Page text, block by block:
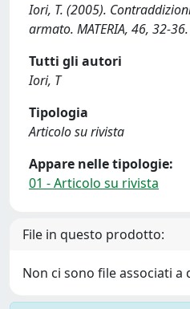
Iori, T. (2005).
armato. MATERIA, 46, 32-36.
Tutti gli autori
Iori, T
Tipologia
Articolo su rivista
Appare nelle tipologie:
01 - Articolo su rivista
File in questo prodotto:
Non ci sono file associati